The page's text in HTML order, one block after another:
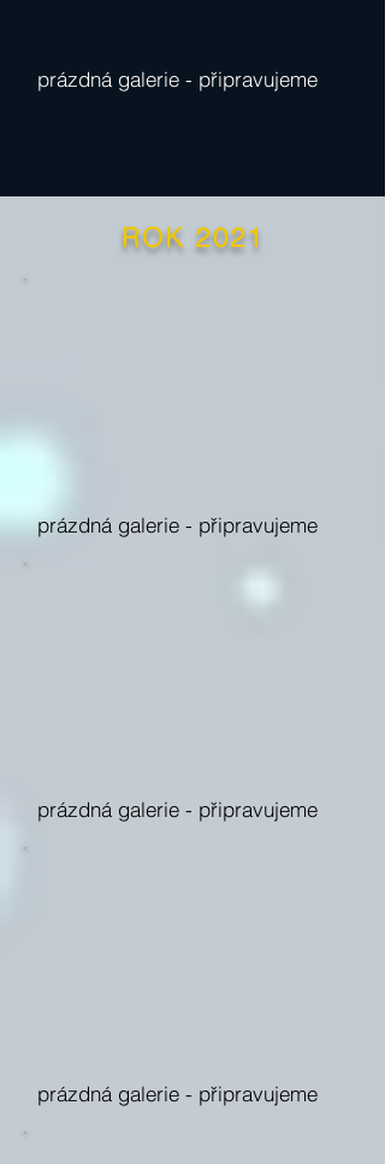
prázdná galerie - připravujeme
ROK 2021
prázdná galerie - připravujeme
prázdná galerie - připravujeme
prázdná galerie - připravujeme